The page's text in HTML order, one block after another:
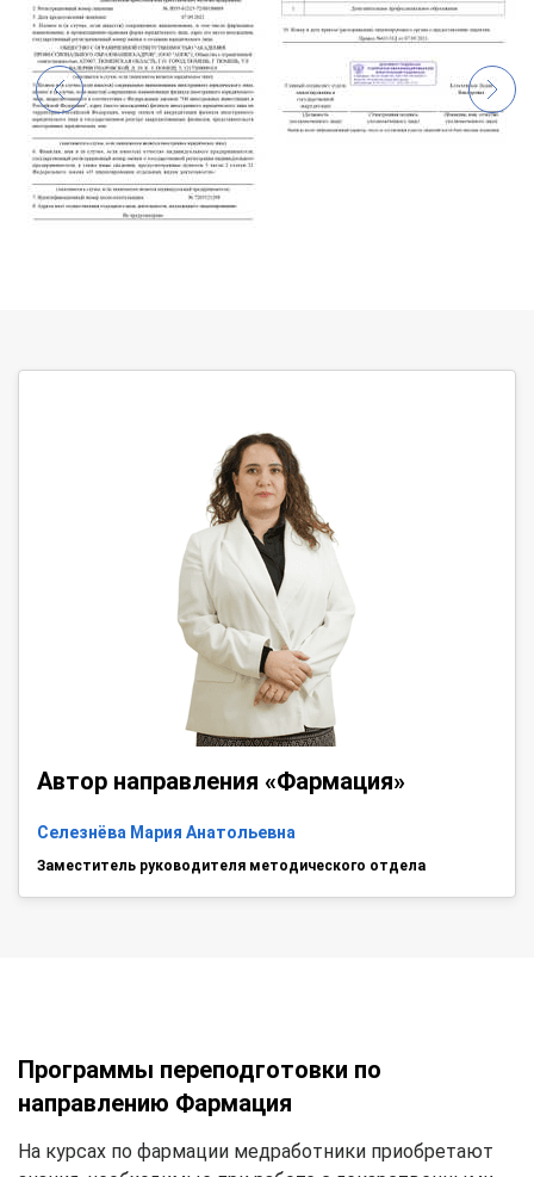
Автор направления «Фармация»
Селезнёва Мария Анатольевна
Заместитель руководителя методического отдела
Программы переподготовки по
направлению Фармация
На курсах по фармации медработники приобретают